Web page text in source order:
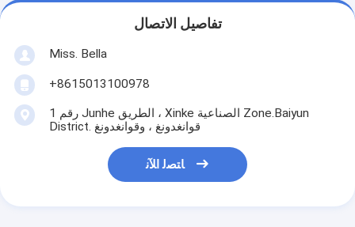
تفاصيل الاتصال
Miss. Bella
+8615013100978
رقم 1 Junhe الطريق ، Xinke الصناعية Zone.Baiyun
District. قوانغدونغ ، وقوانغدونغ
ﺎﺘﺼﻟ ﺍﻶﻧ